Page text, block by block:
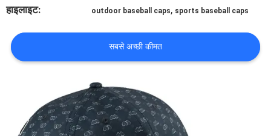
समाचार
मामलों
साइटमैप
हाइलाइट:
outdoor baseball caps, sports baseball caps
सबसे अच्छी कीमत